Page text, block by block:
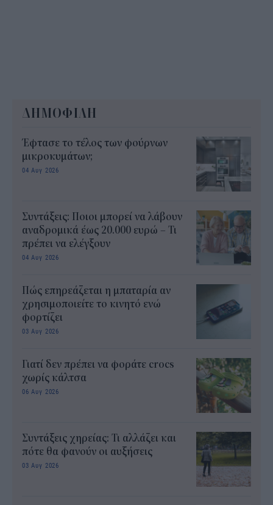
ΔΗΜΟΦΙΛΗ
Έφτασε το τέλος των φούρνων
μικροκυμάτων;
04 Αυγ 2026
Συντάξεις: Ποιοι μπορεί να λάβουν
αναδρομικά έως 20.000 ευρώ – Τι
πρέπει να ελέγξουν
04 Αυγ 2026
Πώς επηρεάζεται η μπαταρία αν
χρησιμοποιείτε το κινητό ενώ
φορτίζει
03 Αυγ 2026
Γιατί δεν πρέπει να φοράτε crocs
χωρίς κάλτσα
06 Αυγ 2026
Συντάξεις χηρείας: Τι αλλάζει και
πότε θα φανούν οι αυξήσεις
03 Αυγ 2026